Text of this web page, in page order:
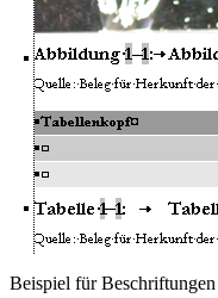
Beispiel für